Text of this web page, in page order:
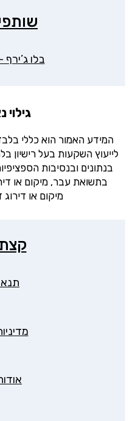
בלו
גילוי
המידע האמור הוא כללי
לייעוץ השקעות בעל רישיון
בנתונים ובנסיבות
בתשואת עבר, מיקום או
מיקום או
קצת